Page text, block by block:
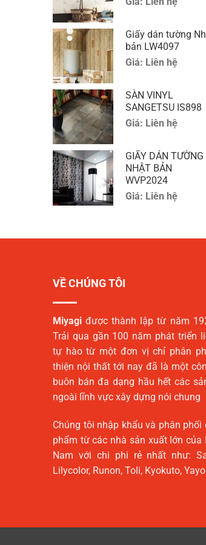
Giấy dán tường
bản LW4097
Giá: Liên hệ
SÀN VINYL
SANGETSU IS898
Giá: Liên hệ
GIẤY DÁN TƯỜNG
NHẬT BẢN
WVP2024
Giá: Liên hệ
VỀ CHÚNG TÔI
Miyagi được thành lập từ năm
Trải qua gần 100 năm phát triển
tự hào từ một đơn vị chỉ phân
thiện nội thất tới nay đã là một
buôn bán đa dạng hầu hết các
ngoài lĩnh vực xây dựng nói chung
Chúng tôi nhập khẩu và phân phối
phẩm từ các nhà sản xuất lớn của
Nam với chi phi rẻ nhất như:
Lilycolor, Runon, Toli, Kyokuto,